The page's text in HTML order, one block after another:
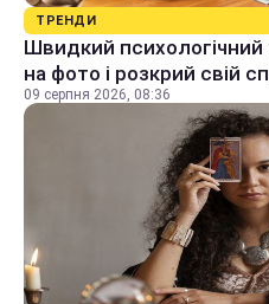
ТРЕНДИ
Швидкий
на фото і розкрий свій
09 серпня 2026, 08:36